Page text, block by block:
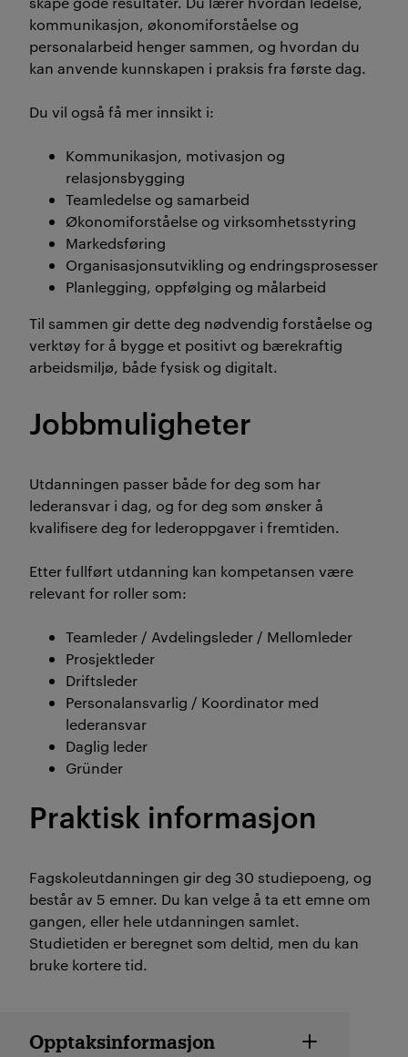
kommunikasjon, økonomiforståelse og
personalarbeid henger sammen, og hvordan du
kan anvende kunnskapen i praksis fra første dag.
Du vil også få mer innsikt i:
Kommunikasjon, motivasjon og
relasjonsbygging
Teamledelse og samarbeid
Økonomiforståelse og virksomhetsstyring
Markedsføring
Organisasjonsutvikling og endringsprosesser
Planlegging, oppfølging og målarbeid
Til sammen gir dette deg nødvendig forståelse og
verktøy for å bygge et positivt og bærekraftig
arbeidsmiljø, både fysisk og digitalt.
Jobbmuligheter
Utdanningen passer både for deg som har
lederansvar i dag, og for deg som ønsker å
kvalifisere deg for lederoppgaver i fremtiden.
Etter fullført utdanning kan kompetansen være
relevant for roller som:
Teamleder / Avdelingsleder / Mellomleder
Prosjektleder
Driftsleder
Personalansvarlig / Koordinator med
lederansvar
Daglig leder
Gründer
Praktisk informasjon
Fagskoleutdanningen gir deg 30 studiepoeng, og
består av 5 emner. Du kan velge å ta ett emne om
gangen, eller hele utdanningen samlet.
Studietiden er beregnet som deltid, men du kan
bruke kortere tid.
Studiedetaljer
Opptaksinformasjon